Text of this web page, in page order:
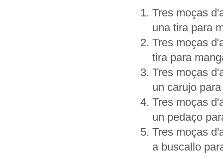
Tres moças
una tira para
Tres moças
tira para
Tres moças
un carujo
Tres moças
un pedaço
Tres moças
a buscallo